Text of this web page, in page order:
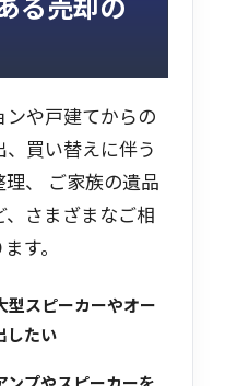
や戸建てからの
買い替えに伴う
、 ご家族の遺品
さまざまなご相
す。
型スピーカーやオー
したい